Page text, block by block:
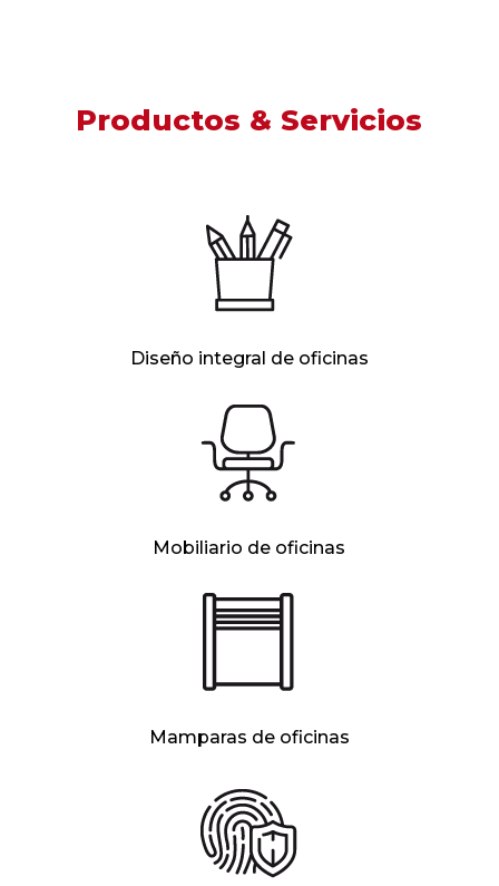
Productos & Servicios
Diseño integral de oficinas
Mobiliario de oficinas
Mamparas de oficinas